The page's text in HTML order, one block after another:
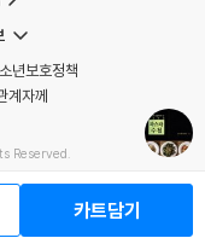
카트담기
년보호정책
계자께
Reserved.